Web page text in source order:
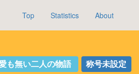
Top Statistics About
も無い二人の物語 称号未設定